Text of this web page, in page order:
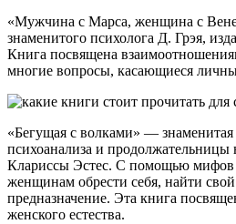
«Мужчина с Марса, женщина с
знаменитого психолога Д. Грэя,
Книга посвящена
многие вопросы, касающиеся
«Бегущая с волками» — знаменитая
психоанализа и
Клариссы Эстес. С помощью мифов
женщинам обрести себя, найти
предназначение. Эта книга
женского естества.